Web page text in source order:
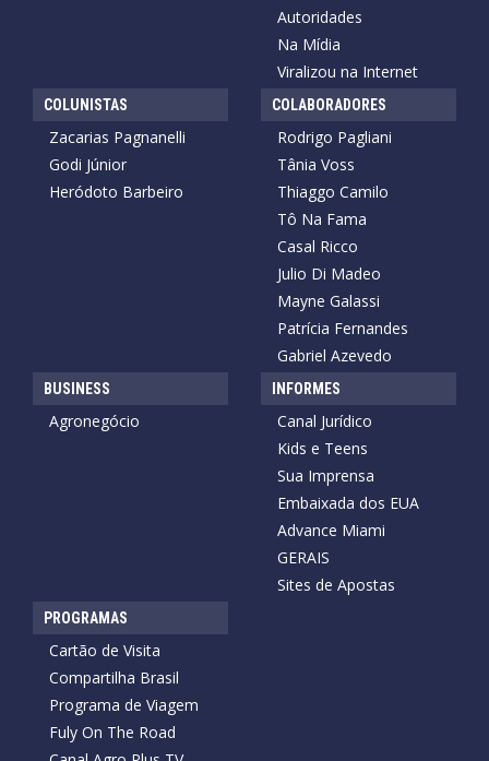
Autoridades
Na Mídia
Viralizou na Internet
COLUNISTAS
Zacarias Pagnanelli
Godi Júnior
Heródoto Barbeiro
COLABORADORES
Rodrigo Pagliani
Tânia Voss
Thiaggo Camilo
Tô Na Fama
Casal Ricco
Julio Di Madeo
Mayne Galassi
Patrícia Fernandes
Gabriel Azevedo
BUSINESS
Agronegócio
INFORMES
Canal Jurídico
Kids e Teens
Sua Imprensa
Embaixada dos EUA
Advance Miami
GERAIS
Sites de Apostas
PROGRAMAS
Cartão de Visita
Compartilha Brasil
Programa de Viagem
Fuly On The Road